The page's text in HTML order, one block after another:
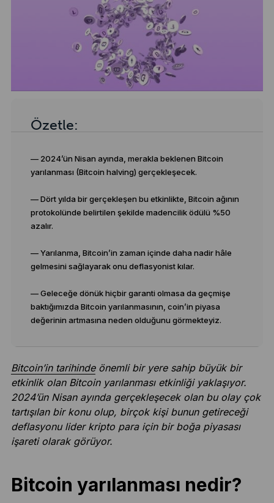
Özetle:
— 2024’ün Nisan ayında, merakla beklenen Bitcoin
yarılanması (Bitcoin halving) gerçekleşecek.
— Dört yılda bir gerçekleşen bu etkinlikte, Bitcoin ağının
protokolünde belirtilen şekilde madencilik ödülü %50
azalır.
— Yarılanma, Bitcoin’in zaman içinde daha nadir hâle
gelmesini sağlayarak onu deflasyonist kılar.
— Geleceğe dönük hiçbir garanti olmasa da geçmişe
baktığımızda Bitcoin yarılanmasının, coin’in piyasa
değerinin artmasına neden olduğunu görmekteyiz.
Bitcoin’in tarihindeönemli bir yere sahip büyük bir
etkinlik olan Bitcoin yarılanması etkinliği yaklaşıyor.
2024’ün Nisan ayında gerçekleşecek olan bu olay çok
tartışılan bir konu olup, birçok kişi bunun getireceği
deflasyonu lider kripto para için bir boğa piyasası
işareti olarak görüyor.
Bitcoin yarılanması nedir?